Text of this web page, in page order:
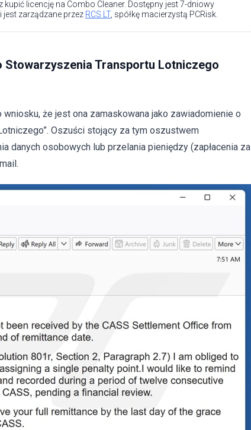
licencję na Combo Cleaner. Dostępny jest 7-dniowy
jest zarządzane przez RCS LT, spółkę macierzystą PCRisk.
Transportu Lotniczego
że jest ona zamaskowana jako zawiadomienie o
Oszuści stojący za tym oszustwem
danych osobowych lub przelania pieniędzy (zapłacenia za